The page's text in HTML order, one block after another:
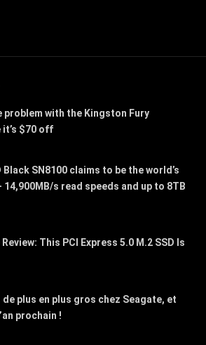
problem with the Kingston Fury
it’s $70 off
Black SN8100 claims to be the world’s
s read speeds and up to 8TB
This PCI Express 5.0 M.2 SSD Is
plus en plus gros chez Seagate, et
prochain !